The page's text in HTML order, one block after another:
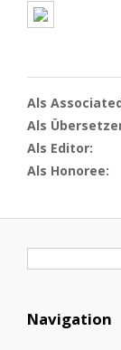
Als
Als
Als Editor:
Als Honoree:
Navigation